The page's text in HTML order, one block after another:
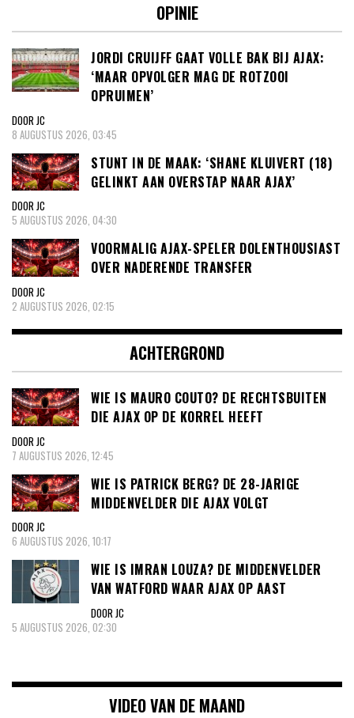
OPINIE
JORDI CRUIJFF GAAT VOLLE BAK BIJ AJAX:
‘MAAR OPVOLGER MAG DE ROTZOOI
OPRUIMEN’
DOOR JC
8 AUGUSTUS 2026, 03:45
STUNT IN DE MAAK: ‘SHANE KLUIVERT (18)
GELINKT AAN OVERSTAP NAAR AJAX’
DOOR JC
5 AUGUSTUS 2026, 04:30
VOORMALIG AJAX-SPELER DOLENTHOUSIAST
OVER NADERENDE TRANSFER
DOOR JC
2 AUGUSTUS 2026, 02:15
ACHTERGROND
WIE IS MAURO COUTO? DE RECHTSBUITEN
DIE AJAX OP DE KORREL HEEFT
DOOR JC
7 AUGUSTUS 2026, 12:45
WIE IS PATRICK BERG? DE 28-JARIGE
MIDDENVELDER DIE AJAX VOLGT
DOOR JC
6 AUGUSTUS 2026, 10:17
WIE IS IMRAN LOUZA? DE MIDDENVELDER
VAN WATFORD WAAR AJAX OP AAST
DOOR JC
5 AUGUSTUS 2026, 02:30
VIDEO VAN DE MAAND